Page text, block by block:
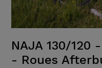
NAJA 130/120
- Roues